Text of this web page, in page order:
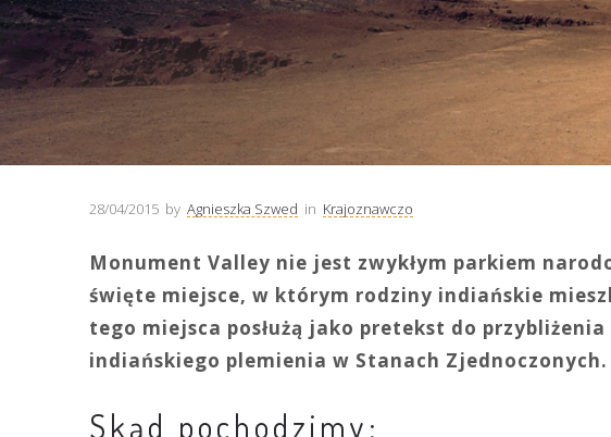
28/04/2015 by Agnieszka Szwed in Krajoznawczo
Monument Valley nie jest zwykłym parkiem
święte miejsce, w którym rodziny indiańskie
tego miejsca posłużą jako pretekst do
indiańskiego plemienia w Stanach Zjednoczonych.
Skąd pochodzimy: